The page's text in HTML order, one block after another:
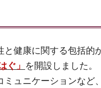
健康に関する包括的
ぐ」
を開設しました。
ュニケーションなど